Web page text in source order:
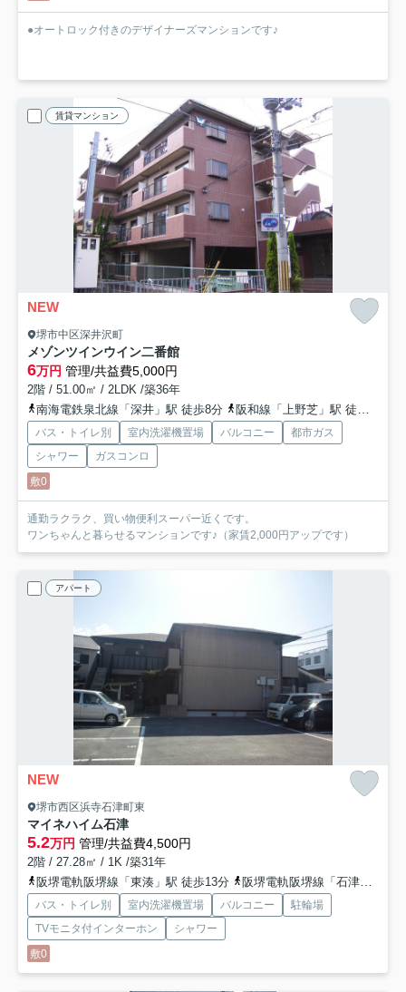
●オートロック付きのデザイナーズマンションです♪
賃貸マンション
NEW
堺市中区深井沢町
メゾンツインウイン二番館
6万円 管理/共益費5,000円
2階 / 51.00㎡ / 2LDK /築36年
南海電鉄泉北線「深井」駅 徒歩8分
阪和線「上野芝」駅 徒歩42分
バス・トイレ別 室内洗濯機置場 バルコニー
都市ガス
シャワー
ガスコンロ
敷0
通勤ラクラク、買い物便利スーパー近くです。
ワンちゃんと暮らせるマンションです♪（家賃2,000円アップです）
アパート
NEW
堺市西区浜寺石津町東
マイネハイム石津
5.2万円 管理/共益費4,500円
2階 / 27.28㎡ / 1K /築31年
阪堺電軌阪堺線「東湊」駅 徒歩13分
阪堺電軌阪堺線「石津」駅 徒歩13分
バス・トイレ別 室内洗濯機置場 バルコニー
駐輪場
TVモニタ付インターホン
シャワー
敷0